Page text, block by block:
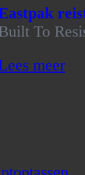
To
meer